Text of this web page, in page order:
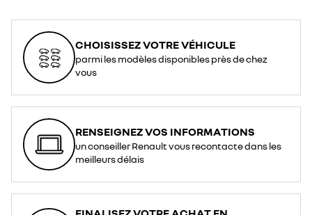
CHOISISSEZ VOTRE VÉHICULE
parmi les modèles disponibles près de chez
vous
RENSEIGNEZ VOS INFORMATIONS
un conseiller Renault vous recontacte dans les
meilleurs délais